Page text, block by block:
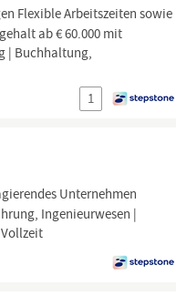
Flexible Arbeitszeiten sowie
ab € 60.000 mit
| Buchhaltung,
1
Unternehmen
Ingenieurwesen |